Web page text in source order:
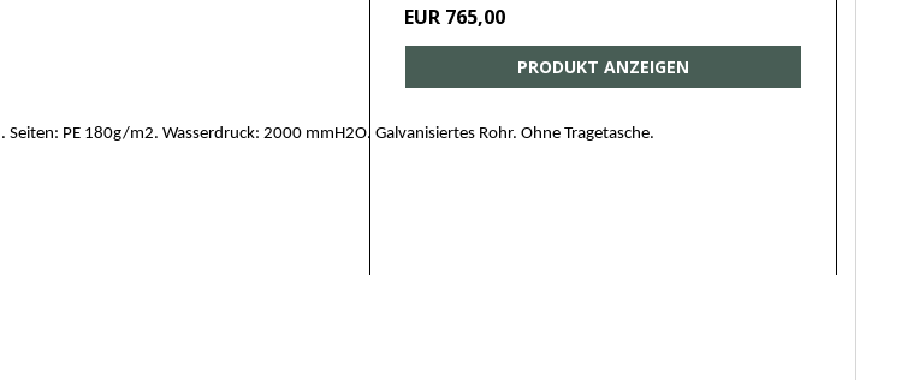
Seiten: PE 180g/m2. Wasserdruck: 2000 mmH2O. Galvanisiertes Rohr. Ohne Tragetasche.
EUR 765,00
PRODUKT ANZEIGEN